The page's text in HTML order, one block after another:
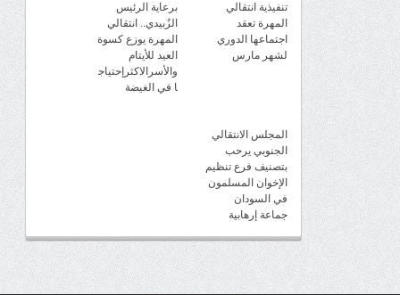
تنفيذية انتقالي
المهرة تعقد
اجتماعها الدوري
لشهر مارس
برعاية الرئيس
الزُبيدي.. انتقالي
المهرة يوزع كسوة
العيد للأيتام
والأسرالاكثرإحتياج
ا في الغيضة
المجلس الانتقالي
الجنوبي يرحب
بتصنيف فرع تنظيم
الإخوان المسلمون
في السودان
جماعة إرهابية